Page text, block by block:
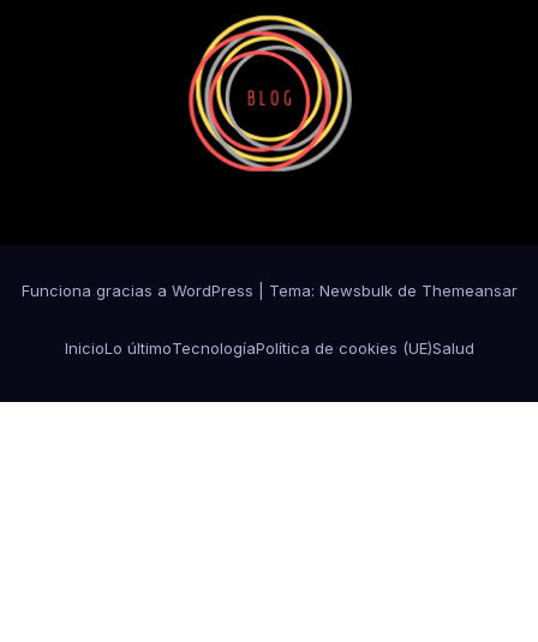
Funciona gracias a WordPress Tema: Newsbulkde Themeansar
InicioLo últimoTecnologíaPolítica de cookies (UE)Salud